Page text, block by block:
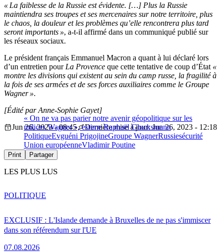
« La faiblesse de la Russie est évidente. […] Plus la Russie
maintiendra ses troupes et ses mercenaires sur notre territoire, plus
le chaos, la douleur et les problèmes qu’elle rencontrera plus tard
seront importants », a-t-il affirmé dans un communiqué publié sur
les réseaux sociaux.
Le président français Emmanuel Macron a quant à lui déclaré lors
d’un entretien pour La Provence que cette tentative de coup d’État «
montre les divisions qui existent au sein du camp russe, la fragilité à
la fois de ses armées et de ses forces auxiliaires comme le Groupe
Wagner ».
« On ne va pas parier notre avenir géopolitique sur les
milices Wagner », estime Raphaël Glucksmann
[Édité par Anne-Sophie Gayet]
Jun 26, 2023 - 08:45
Dernière mise à jour: Jun 26, 2023 - 12:18
PolitiqueEvguéni PrigojineGroupe WagnerRussiesécurité
Union européenneVladimir Poutine
Print Partager
LES PLUS LUS
EXCLUSIF : L'Islande demande à Bruxelles de ne pas s'immiscer
dans son référendum sur l'UE
07.08.2026
POLITIQUE